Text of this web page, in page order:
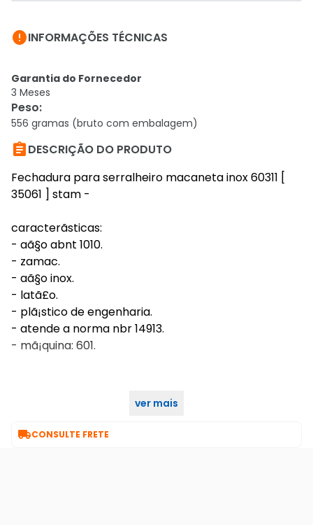
INFORMAÇÕES TÉCNICAS
Garantia do Fornecedor
3 Meses
Peso:
556 gramas (bruto com embalagem)
DESCRIÇÃO DO PRODUTO
Fechadura para serralheiro macaneta inox 60311 [
35061 ] stam -
caracterã­sticas:
- aã§o abnt 1010.
- zamac.
- aã§o inox.
- latã£o.
- plã¡stico de engenharia.
- atende a norma nbr 14913.
- mã¡quina: 601.
ver mais
CONSULTE FRETE